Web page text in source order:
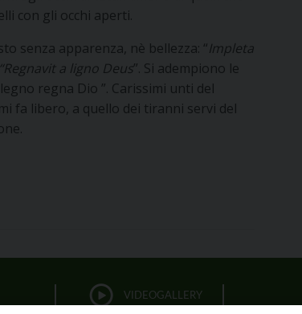
con gli occhi aperti.
senza apparenza, nè bellezza: “Impleta
a ligno Deus”. Si adempiono le
regna Dio ”. Carissimi unti del
fa libero, a quello dei tiranni servi del
VIDEOGALLERY